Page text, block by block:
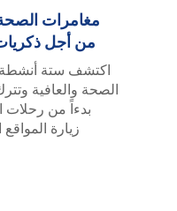
من أجل
اكتشف ستة أنشطة
الصحة والعافية
بدءاً من رحلات
زيارة